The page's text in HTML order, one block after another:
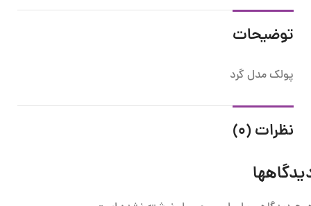
توضیحات
پولک مدل گرد
نظرات (0)